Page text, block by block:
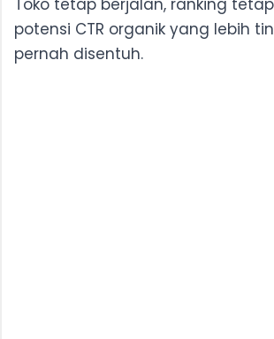
Toko tetap berjalan, ranking
potensi CTR organik yang lebih
pernah disentuh.